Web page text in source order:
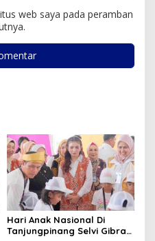
web saya pada peramban
Hari Anak Nasional Di
Tanjungpinang Selvi Gibran